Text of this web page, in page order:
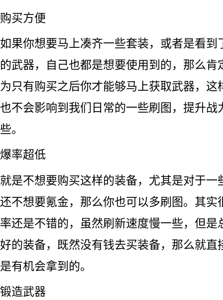
购买方便
如果你想要马上凑齐一些套装，或者是看到
的武器，自己也都是想要使用到的，那么肯
为只有购买之后你才能够马上获取武器，这
也不会影响到我们日常的一些刷图，提升战
些。
爆率超低
就是不想要购买这样的装备，尤其是对于一
还不想要氪金，那么你也可以多刷图。其实
率还是不错的，虽然刷新速度慢一些，但是
好的装备，既然没有钱去买装备，那么就直
是有机会拿到的。
锻造武器